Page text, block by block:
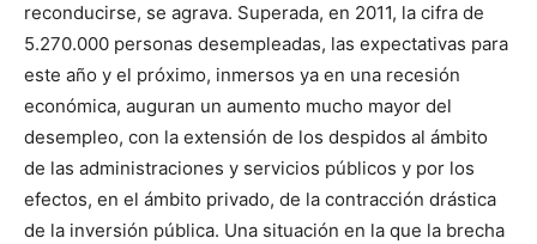
reconducirse, se agrava. Superada, en 2011, la cifra de
5.270.000 personas desempleadas, las expectativas para
este año y el próximo, inmersos ya en una recesión
económica, auguran un aumento mucho mayor del
desempleo, con la extensión de los despidos al ámbito
de las administraciones y servicios públicos y por los
efectos, en el ámbito privado, de la contracción drástica
de la inversión pública. Una situación en la que la brecha